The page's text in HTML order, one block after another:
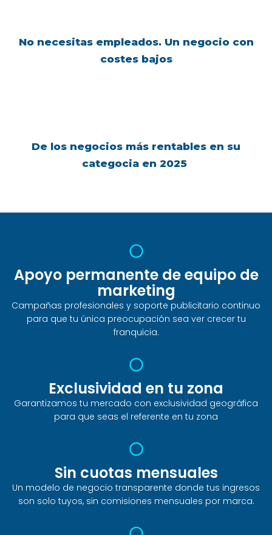
No necesitas empleados. Un negocio con
costes bajos
De los negocios más rentables en su
categocia en 2025
Apoyo permanente de equipo de
marketing
Campañas profesionales y soporte publicitario continuo
para que tu única preocupación sea ver crecer tu
franquicia.
Exclusividad en tu zona
Garantizamos tu mercado con exclusividad geográfica
para que seas el referente en tu zona
Sin cuotas mensuales
Un modelo de negocio transparente donde tus ingresos
son solo tuyos, sin comisiones mensuales por marca.